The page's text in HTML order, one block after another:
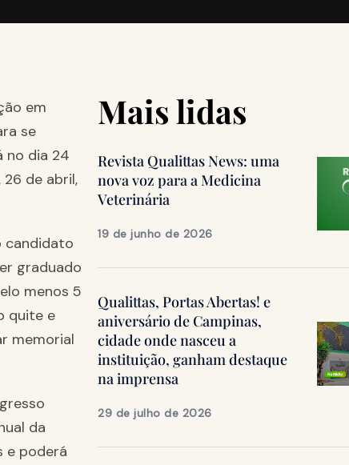
em
se
no dia 24
de abril,
candidato
graduado
menos 5
quite e
memorial
da
e poderá
Mais lidas
Revista Qualittas News: uma
nova voz para a Medicina
Veterinária
19 de junho de 2026
Qualittas, Portas Abertas! e
aniversário de Campinas,
cidade onde nasceu a
instituição, ganham destaque
na imprensa
29 de julho de 2026